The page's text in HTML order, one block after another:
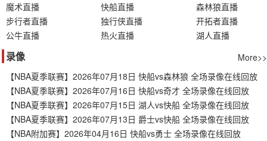
魔术直播
快船直播
森林狼直播
步行者直播
独行侠直播
开拓者直播
公牛直播
热火直播 湖人直播
录像
More>>
【NBA夏季联赛】2026年07月18日 快船vs森林狼 全场录像在线回放
【NBA夏季联赛】2026年07月16日 快船vs奇才 全场录像在线回放
【NBA夏季联赛】2026年07月15日 湖人vs快船 全场录像在线回放
【NBA夏季联赛】2026年07月13日 爵士vs快船 全场录像在线回放
【NBA附加赛】2026年04月16日 快船vs勇士 全场录像在线回放